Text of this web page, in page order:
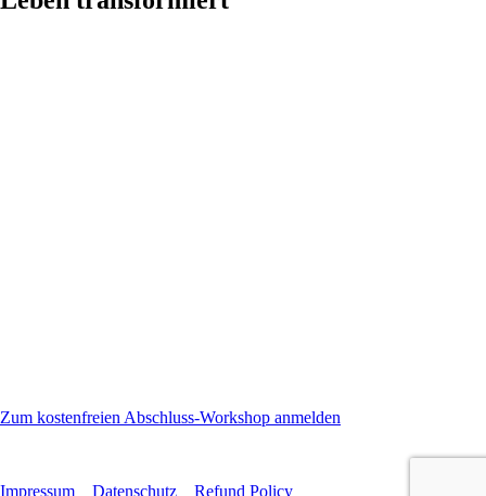
Zum kostenfreien Abschluss-Workshop anmelden
Impressum Datenschutz Refund Policy